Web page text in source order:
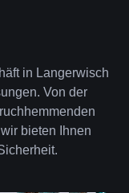
in Langerwisch
Von der
bieten Ihnen